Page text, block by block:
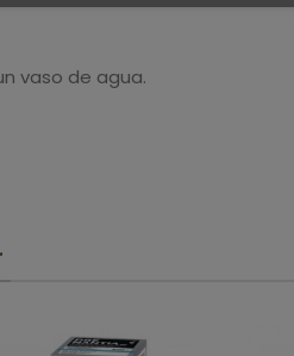
vaso de agua.